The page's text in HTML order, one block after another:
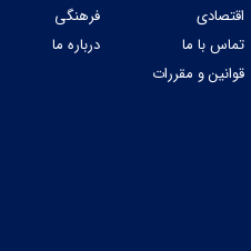
اقتصادی
فرهنگی
تماس با ما
درباره ما
قوانین و مقررات